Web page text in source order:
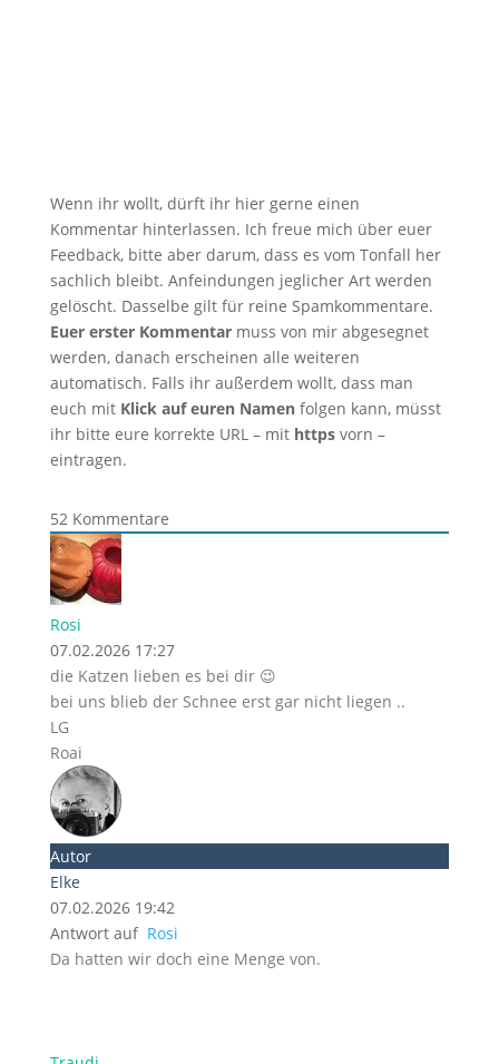
Wenn ihr wollt, dürft ihr hier gerne einen
Kommentar hinterlassen. Ich freue mich über euer
Feedback, bitte aber darum, dass es vom Tonfall her
sachlich bleibt. Anfeindungen jeglicher Art werden
gelöscht. Dasselbe gilt für reine Spamkommentare.
Euer erster Kommentarmuss von mir abgesegnet
werden, danach erscheinen alle weiteren
automatisch. Falls ihr außerdem wollt, dass man
euch mit Klick auf euren Namenfolgen kann, müsst
ihr bitte eure korrekte URL – mit httpsvorn –
eintragen.
52Kommentare
Rosi
07.02.2026 17:27
die Katzen lieben es bei dir 😉
bei uns blieb der Schnee erst gar nicht liegen ..
LG
Roai
Autor
Elke
07.02.2026 19:42
Antwort auf Rosi
Da hatten wir doch eine Menge von.